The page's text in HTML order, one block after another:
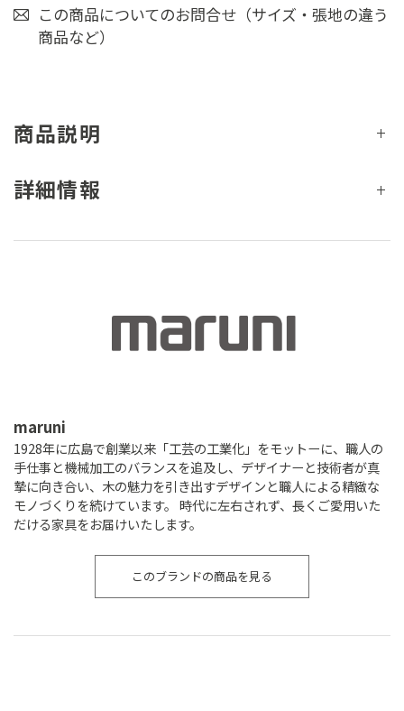
この商品についてのお問合せ（サイズ・張地の違う
商品など）
商品説明
詳細情報
maruni
1928年に広島で創業以来「工芸の工業化」をモットーに、職人の
手仕事と機械加工のバランスを追及し、デザイナーと技術者が真
摯に向き合い、木の魅力を引き出すデザインと職人による精緻な
モノづくりを続けています。 時代に左右されず、長くご愛用いた
だける家具をお届けいたします。
このブランドの商品を見る